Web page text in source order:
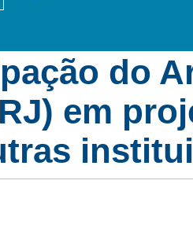
do
em